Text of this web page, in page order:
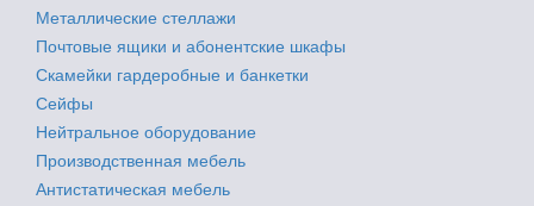
Металлические стеллажи
Почтовые ящики и абонентские шкафы
Скамейки гардеробные и банкетки
Сейфы
Нейтральное оборудование
Производственная мебель
Антистатическая мебель